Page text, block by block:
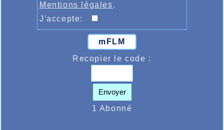
Mentions légales.
J'accepte:
mFLM
Recopier le code :
Envoyer
1 Abonné